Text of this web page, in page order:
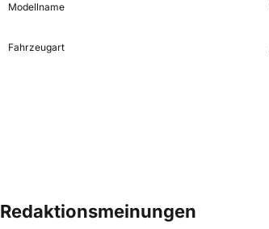
Modellname
Fahrzeugart
Redaktionsmeinungen